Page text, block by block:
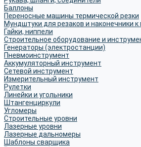
Баллоны
Переносные машины термической резки
Мундштуки для резаков и наконечники к
Гайки, ниппели
Строительное оборудование и
Генераторы (электростанции)
Пневмоинструмент
Аккумуляторный инструмент
Сетевой инструмент
Измерительный инструмент
Рулетки
Линейки и угольники
Штангенциркули
Угломеры
Строительные уровни
Лазерные уровни
Лазерные дальномеры
Шаблоны сварщика